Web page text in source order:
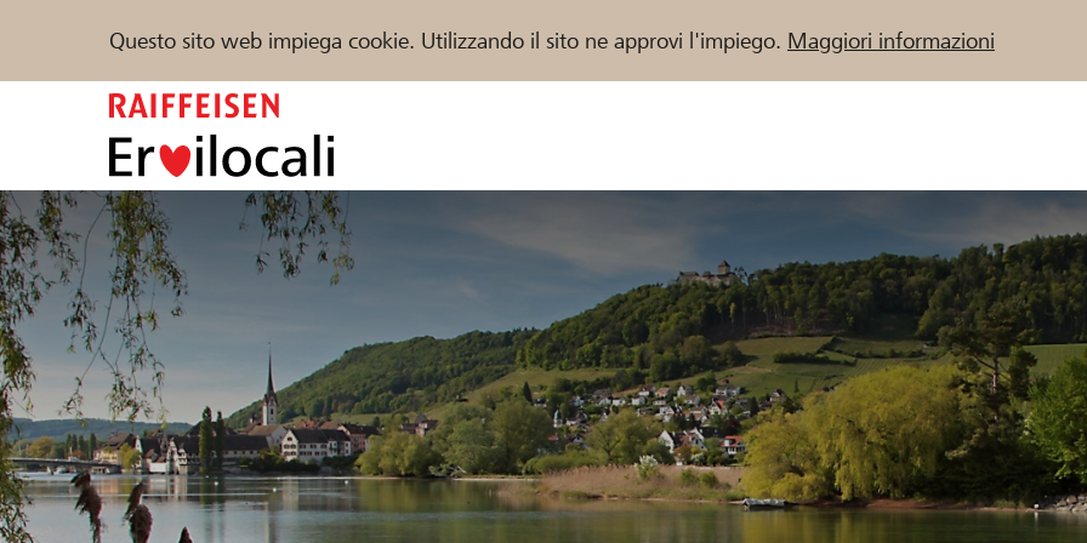
Questo sito web impiega cookie. Utilizzando il sito ne approvi l'impiego. Maggiori informazioni
Sostenere Aiuto & supporto
Trova progetti e organizzazioni
DE FR IT